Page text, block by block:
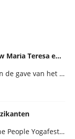
15-22 Aug 2026: Medicijnvrouw Maria Teresa en de gave van het obsidiaan-ei
Medicijnvrouw Maria Teresa en de gave van het obsidiaan-ei: 7 dagen vrouwelijke wijsheid en empowerment De weekvoorafgaand aan het One…
Muziek op het One Planet – One People Yogafestival One Planet – One People presenteert een breed programma, met niet…